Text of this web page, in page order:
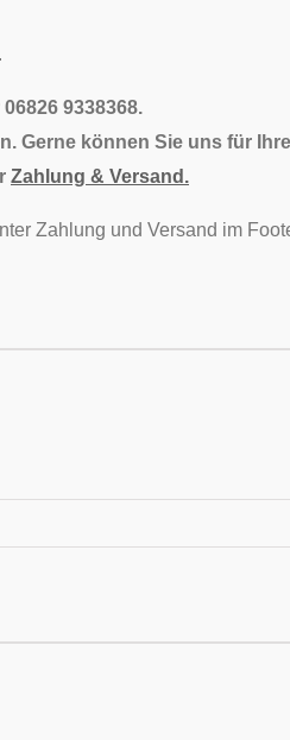
9338368.
Gerne können Sie uns für
Zahlung & Versand.
Zahlung und Versand im